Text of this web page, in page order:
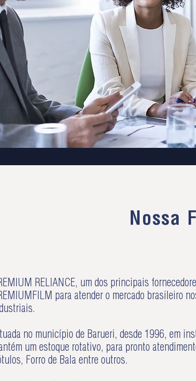
Nossa
RELIANCE, um dos principais
para atender o mercado brasileiro
no município de Barueri, desde 1996, em
um estoque rotativo, para pronto
Forro de Bala entre outros.